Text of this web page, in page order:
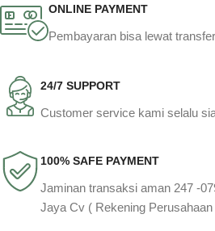
ONLINE PAYMENT
Pembayaran bisa lewat
24/7 SUPPORT
Customer service kami selalu
100% SAFE PAYMENT
Jaminan transaksi aman 247 -
Jaya Cv ( Rekening Perusahaan